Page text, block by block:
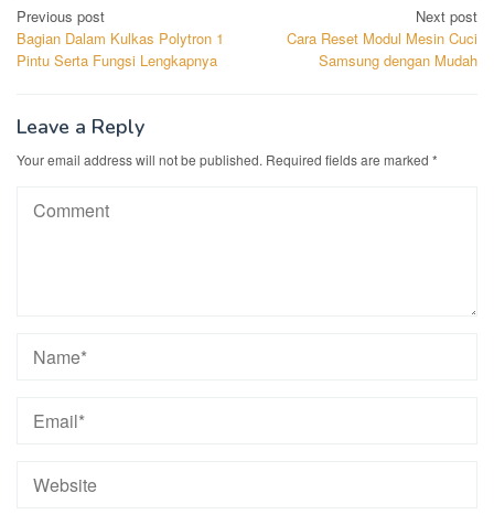
Post
navigation
Previous post
Bagian Dalam Kulkas Polytron 1
Pintu Serta Fungsi Lengkapnya
Next post
Cara Reset Modul Mesin Cuci
Samsung dengan Mudah
Leave a Reply
Your email address will not be published. Required fields are marked *